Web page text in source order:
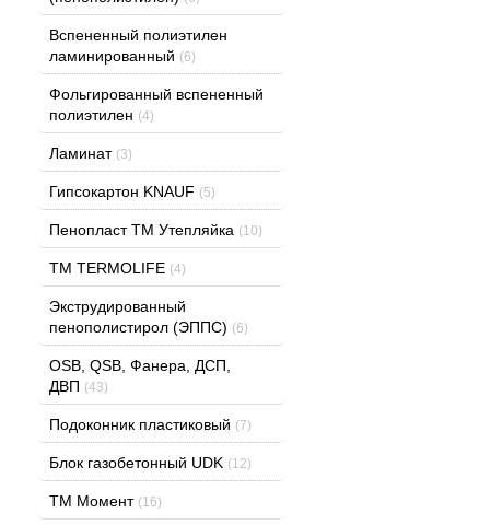
Вспененный полиэтилен
ламинированный (6)
Фольгированный вспененный
полиэтилен (4)
Ламинат (3)
Гипсокартон KNAUF (5)
Пенопласт ТМ Утепляйка (10)
TM TERMOLIFE (4)
Экструдированный
пенополистирол (ЭППС) (6)
OSB, QSB, Фанера, ДСП,
ДВП (43)
Подоконник пластиковый (7)
Блок газобетонный UDK (12)
ТМ Момент (16)